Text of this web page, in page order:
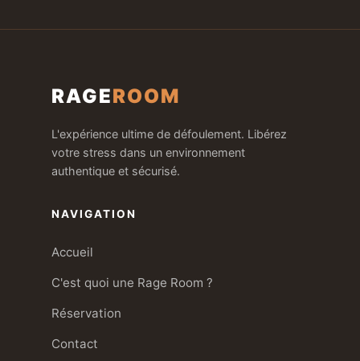
RAGEROOM
L'expérience ultime de défoulement. Libérez
votre stress dans un environnement
authentique et sécurisé.
NAVIGATION
Accueil
C'est quoi une Rage Room ?
Réservation
Contact